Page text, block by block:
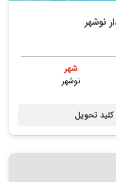
نوشهر
شهر
نوشهر
کلید تحویل